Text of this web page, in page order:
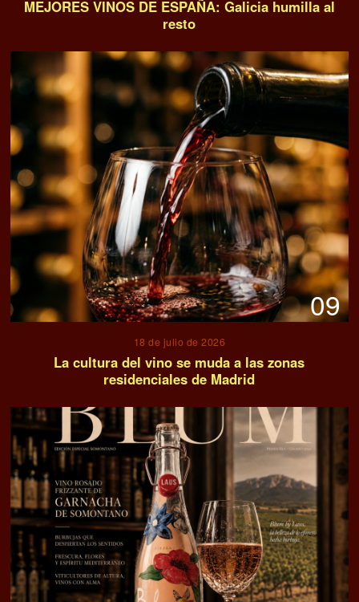
MEJORES VINOS DE ESPAÑA: Galicia humilla al
resto
09
18 de julio de 2026
La cultura del vino se muda a las zonas
residenciales de Madrid